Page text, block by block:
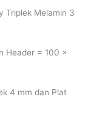
Melamin 3
= 100 x
mm dan Plat